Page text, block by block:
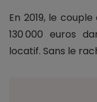
En 2019, le
130 000 euros
locatif. Sans le